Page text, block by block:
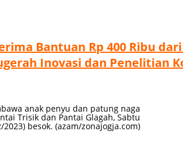
Bantuan Rp 400 Ribu
Inovasi dan Penelitian
anak penyu dan patung naga
Trisik dan Pantai Glagah, Sabtu
2023) besok. (azam/zonajogja.com)